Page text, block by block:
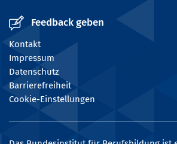
Feedback geben
Kontakt
Impressum
Datenschutz
Barrierefreiheit
Cookie-Einstellungen